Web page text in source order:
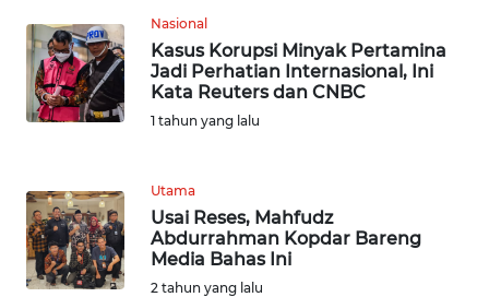
Nasional
Kasus Korupsi Minyak Pertamina
Jadi Perhatian Internasional, Ini
Kata Reuters dan CNBC
1 tahun yang lalu
Utama
Usai Reses, Mahfudz
Abdurrahman Kopdar Bareng
Media Bahas Ini
2 tahun yang lalu
WN
BENGKULU
WN
WN
JATENG
WN